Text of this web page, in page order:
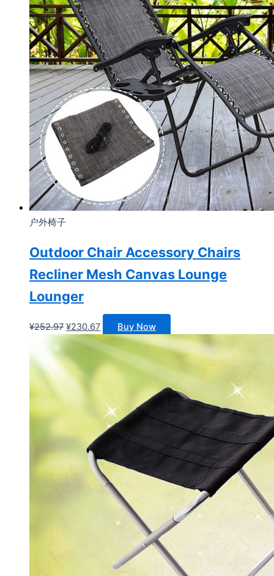
户外椅子
Outdoor Chair Accessory Chairs
Recliner Mesh Canvas Lounge
Lounger
¥252.97 原
价
为：
¥252.97。
¥230.67当
前
价
格
Buy Now